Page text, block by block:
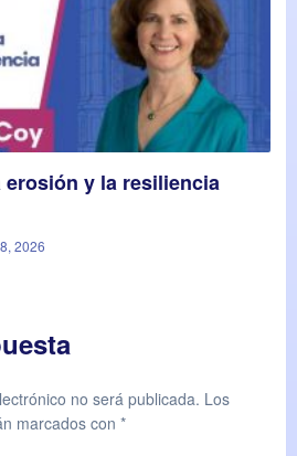
y la resiliencia
2026
no será publicada. Los
marcados con *